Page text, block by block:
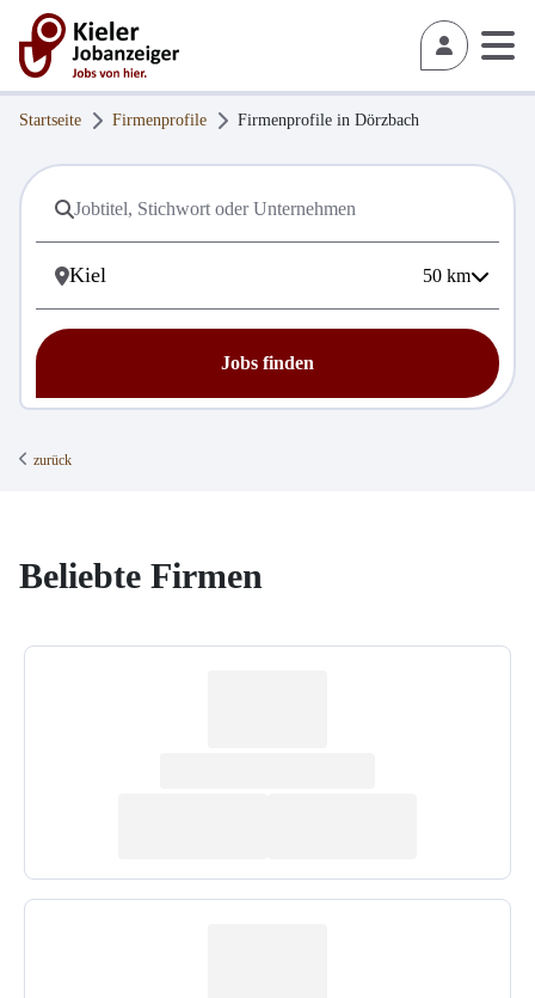
Startseite Firmenprofile Firmenprofile in Dörzbach
50 km
Jobs finden
zurück
Beliebte Firmen